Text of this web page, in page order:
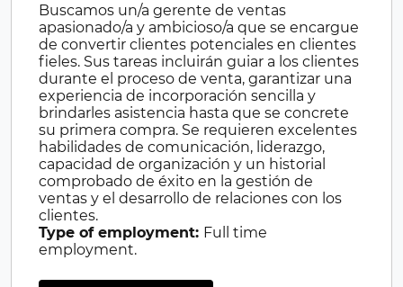
Buscamos un/a gerente de ventas
apasionado/a y ambicioso/a que se encargue
de convertir clientes potenciales en clientes
fieles. Sus tareas incluirán guiar a los clientes
durante el proceso de venta, garantizar una
experiencia de incorporación sencilla y
brindarles asistencia hasta que se concrete
su primera compra. Se requieren excelentes
habilidades de comunicación, liderazgo,
capacidad de organización y un historial
comprobado de éxito en la gestión de
ventas y el desarrollo de relaciones con los
clientes.
Type of employment: Full time
employment.